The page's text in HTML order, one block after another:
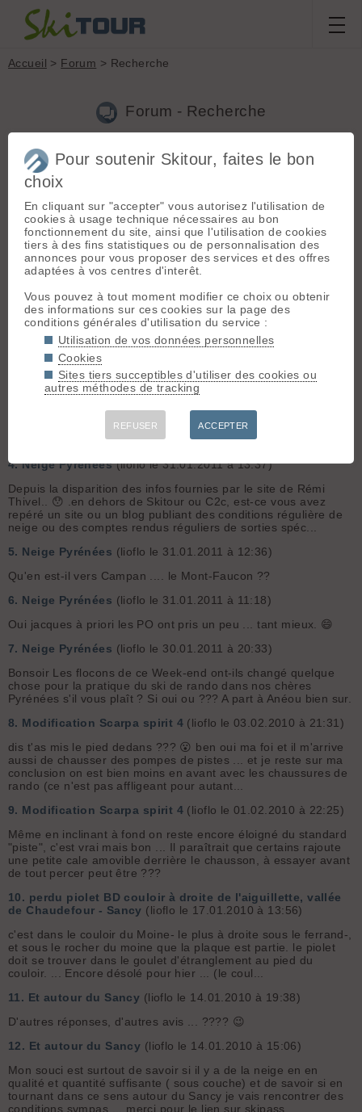
Accueil > Forum > Recherche
Forum - Recherche
Nouveau sujet|Voir tous les sujets
89 résultats
le petit Péric(lioflo le 26.12.2013 à 19:35)
Bon je suppose qu'avec ce qui tombe en ce moment il faut
mieux aller promener ses skis en forêt .. Aussi quelqu'un aurait
une trace de descente (au cas où la météo ou le chemin ...
deviennent incertain ) entre le Madres et Odeillo... Vo...
le petit Péric(lioflo le 21.12.2013 à 15:04)
Bonjour Je souhaite emmener un copain s'initier au ski de
rando et pour avoir trainer un peu mes skis dans les P.O. je
pense que le petit Péric (face sud) est bien adapté. Ce serait à
partir des Angles ... Pour limiter le dénivelé je p...
neige vallée Aure Loouron(lioflo le 06.12.2012 à 12:41)
Bonjour, Est-ce que quelqu'un est sorti dans ces secteurs et
pourrait m'indiquer les coins ou les sorties possibles en ce
moment. Merci d'avance. Lionel.
4.Neige Pyrénées(lioflo le 31.01.2011 à 13:37)
Depuis la disparition des infos fournies par le site de Rémi
Thivel.. 😯 .en dehors de Skitour ou C2c, est-ce vous avez
repéré un site ou un blog publiant des conditions régulière de
neige ou des comptes rendus réguliers de sorties spéc...
5. Neige Pyrénées (lioflo le 31.01.2011 à 12:36)
Qu'en est-il vers Campan .... le Mont-Faucon ??
6. Neige Pyrénées (lioflo le 31.01.2011 à 11:18)
Oui jacques à priori les PO ont pris un peu ... tant mieux. 😄
7. Neige Pyrénées (lioflo le 30.01.2011 à 20:33)
Bonsoir Les flocons de ce Week-end ont-ils changé quelque
chose pour la pratique du ski de rando dans nos chères
Pyrénées s'il vous plaît ? Si oui ou ??? A part à Anéou bien sur.
8. Modification Scarpa spirit 4 (lioflo le 03.02.2010 à 21:31)
dis t'as mis le pied dedans ??? 😮 ben oui ma foi et il m'arrive
aussi de chausser des pompes de pistes ... et je reste sur ma
conclusion on est bien moins en avant avec les chaussures de
rando (ce n'est pas affligeant pour autant...
9. Modification Scarpa spirit 4 (lioflo le 01.02.2010 à 22:25)
Même en inclinant à fond on reste encore éloigné du standard
"piste", c'est vrai mais bon ... Il paraîtrait que certains rajoute
une petite cale amovible derrière le chausson, à essayer avant
de tout percer peut être ???
10. perdu piolet BD couloir à droite de l'aiguillette, vallée
de Chaudefour - Sancy (lioflo le 17.01.2010 à 13:56)
c'est dans le couloir du Moine- le plus à droite sous le ferrand-,
et sous le rocher du moine que la plaque est partie. le piolet
doit se trouver dans le goulet d'étranglement au pied du
couloir. ... Encore désolé pour hier ... (le coul...
11. Et autour du Sancy (lioflo le 14.01.2010 à 19:38)
D'autres réponses, d'autres avis ... ???? 😉
12. Et autour du Sancy (lioflo le 14.01.2010 à 15:06)
Mon souci est surtout de savoir si il y a de la neige en en
qualité et quantité suffisante ( sous couche) et de savoir si en
tournant dans ce sens autour du Sancy je vais rencontrer des
conditions sympas ... merci pour le lien sur skipass
Pour soutenir Skitour, faites le bon
choix
En cliquant sur "accepter" vous autorisez l'utilisation de
cookies à usage technique nécessaires au bon
fonctionnement du site, ainsi que l'utilisation de cookies
tiers à des fins statistiques ou de personnalisation des
annonces pour vous proposer des services et des offres
adaptées à vos centres d'interêt.
Vous pouvez à tout moment modifier ce choix ou obtenir
des informations sur ces cookies sur la page des
conditions générales d'utilisation du service :
Utilisation de vos données personnelles
Cookies
Sites tiers succeptibles d'utiliser des cookies ou
autres méthodes de tracking
REFUSER ACCEPTER